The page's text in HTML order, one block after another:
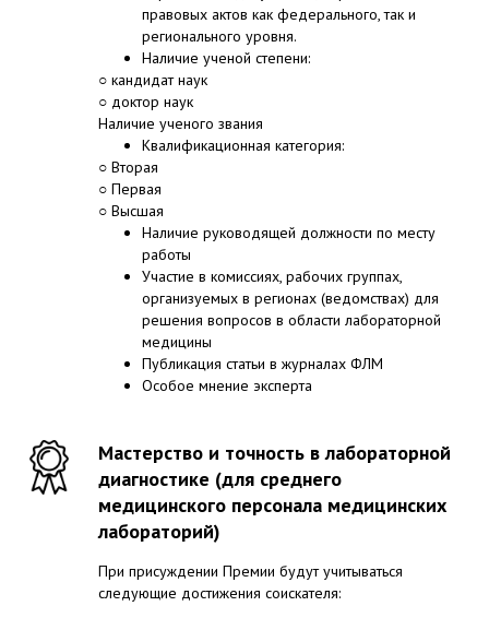
правовых актов как федерального, так и
регионального уровня.
Наличие ученой степени:
○ кандидат наук
○ доктор наук
Наличие ученого звания
Квалификационная категория:
○ Вторая
○ Первая
○ Высшая
Наличие руководящей должности по месту
работы
Участие в комиссиях, рабочих группах,
организуемых в регионах (ведомствах) для
решения вопросов в области лабораторной
медицины
Публикация статьи в журналах ФЛМ
Особое мнение эксперта
Мастерство и точность в лабораторной
диагностике (для среднего
медицинского персонала медицинских
лабораторий)
При присуждении Премии будут учитываться
следующие достижения соискателя: